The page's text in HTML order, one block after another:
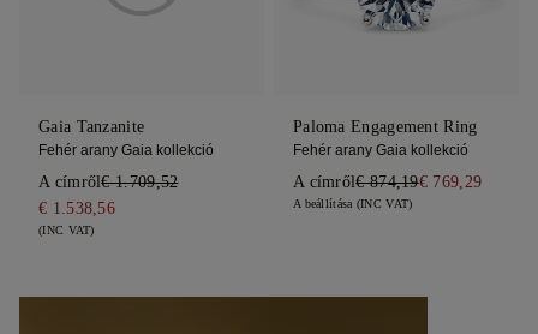
Gaia Tanzanite
Fehér arany Gaia kollekció
A címről€ 1.709,52
€ 1.538,56
(INC VAT)
Paloma Engagement Ring
Fehér arany Gaia kollekció
A címről€ 874,19€ 769,29
A beállítása (INC VAT)